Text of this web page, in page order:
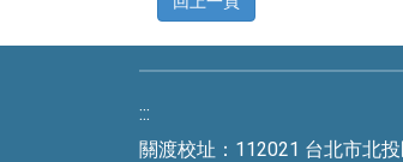
:::
關渡校址：112021 台北市